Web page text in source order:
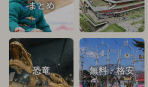
まとめ
ン
恐竜 無料・格安